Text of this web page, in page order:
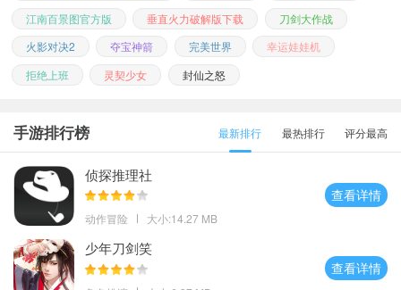
江南百景图官方版
垂直火力破解版下载
刀剑大作战
火影对决2
夺宝神箭 完美世界
幸运娃娃机
拒绝上班
灵契少女 封仙之怒
手游排行榜 最新排行 最热排行 评分最高
侦探推理社
动作冒险 大小:14.27 MB
查看详情
少年刀剑笑
查看详情